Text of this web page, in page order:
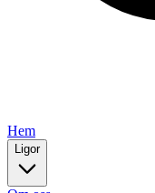
Hem
Ligor